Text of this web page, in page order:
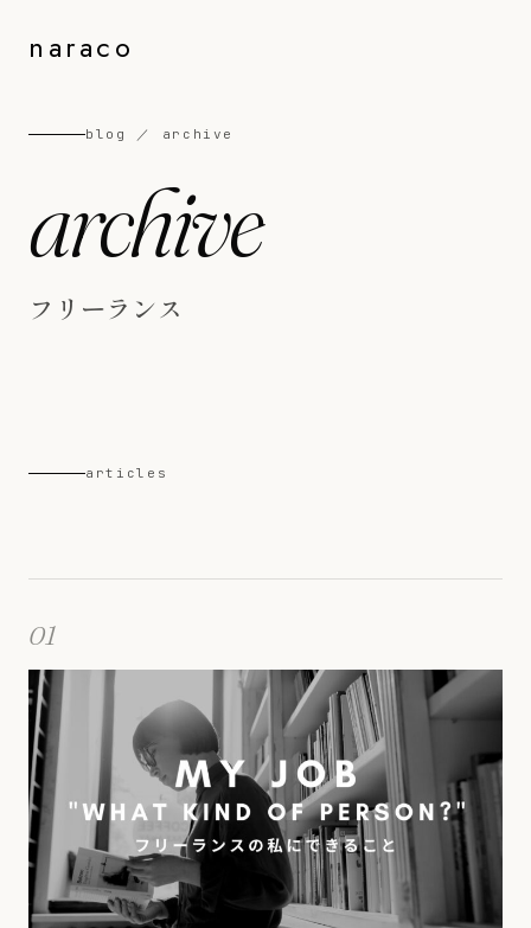
naraco
blog ／ archive
archive
フリーランス
articles
01